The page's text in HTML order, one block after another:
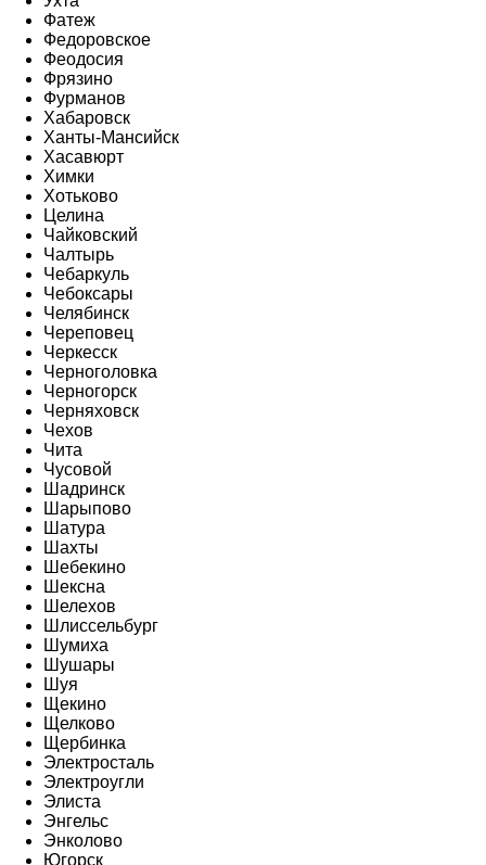
Фатеж
Федоровское
Феодосия
Фрязино
Фурманов
Хабаровск
Ханты-Мансийск
Хасавюрт
Химки
Хотьково
Целина
Чайковский
Чалтырь
Чебаркуль
Чебоксары
Челябинск
Череповец
Черкесск
Черноголовка
Черногорск
Черняховск
Чехов
Чита
Чусовой
Шадринск
Шарыпово
Шатура
Шахты
Шебекино
Шексна
Шелехов
Шлиссельбург
Шумиха
Шушары
Шуя
Щекино
Щелково
Щербинка
Электросталь
Электроугли
Элиста
Энгельс
Энколово
Югорск